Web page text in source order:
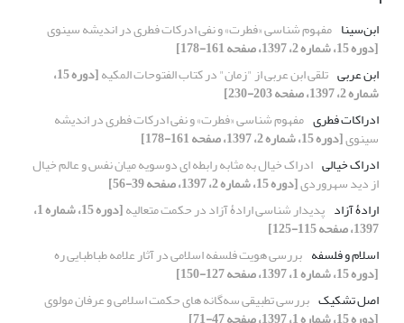
ابن‌سینا مفهوم شناسی «فطرت» و نفی ادرکات فطری در اندیشه سینوی
[دوره 15، شماره 2، 1397، صفحه 161-178]
ابن عربی تلقی ابن عربی از "زمان" در کتاب الفتوحات المکیه [دوره 15،
شماره 2، 1397، صفحه 203-230]
ادراکات فطری مفهوم شناسی «فطرت» و نفی ادرکات فطری در اندیشه
سینوی[دوره 15، شماره 2، 1397، صفحه 161-178]
ادراک خیالی ادراک خیال به مثابه رابطه ای دوسویه میان نفس و عالم خیال
از دید سهروردی[دوره 15، شماره 2، 1397، صفحه 39-56]
ارادۀ آزاد پدیدار شناسی ارادۀ آزاد در حکمت متعالیه [دوره 15، شماره 1،
1397، صفحه 115-125]
اسلام و فلسفه بررسی هویت فلسفه اسلامی در آثار علامه طباطبایی ره
[دوره 15، شماره 1، 1397، صفحه 127-150]
اصل تشکیک بررسی تطبیقی سه‌گانه های حکمت اسلامی و عرفان مولوی